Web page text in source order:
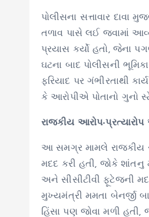
પોલીસના સત્તાવાર દાવા
તળાવ પાસે લઈ જવામાં
પ્રયાસ કર્યો હતો, જેના
ઘટના બાદ પોલીસની
ફરિયાદ પર ગંભીરતાથી
કે આરોપીએ પોતાનો ગુનો
રાજકીય આરોપ-પ્રત્યારોપ
આ સમગ્ર મામલે રાજકીય
મદદ કરી હતી, જોકે
અને સીસીટીવી ફૂટેજની
મુખ્યમંત્રી મમતા બેનર્જી
હિંસા પણ જોવા મળી હતી,